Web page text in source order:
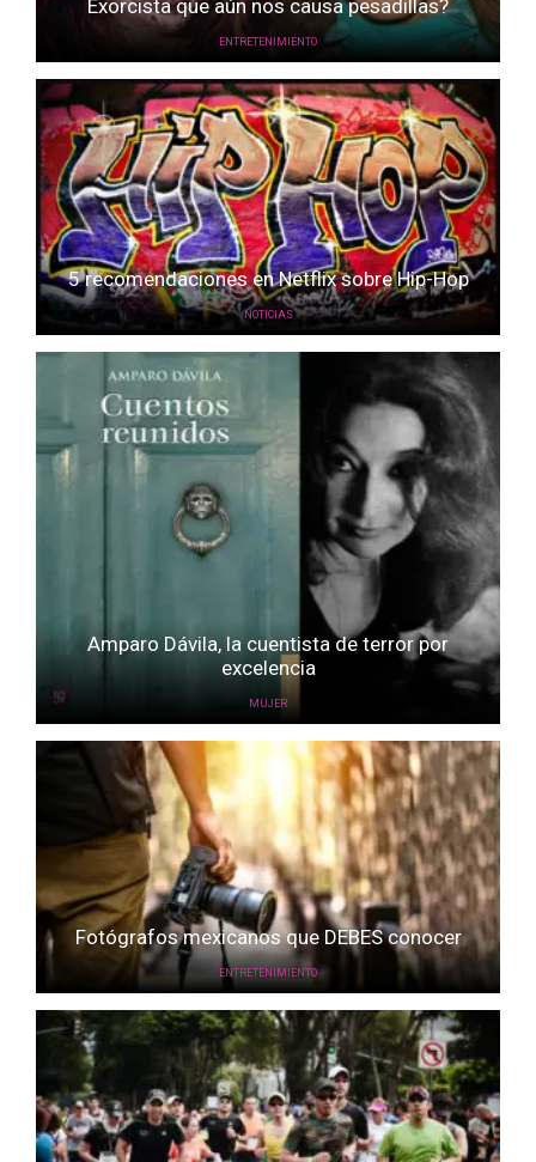
Exorcista que aún nos causa pesadillas?
ENTRETENIMIENTO
5 recomendaciones en Netflix sobre Hip-Hop
NOTICIAS
Amparo Dávila, la cuentista de terror por
excelencia
MUJER
Fotógrafos mexicanos que DEBES conocer
ENTRETENIMIENTO